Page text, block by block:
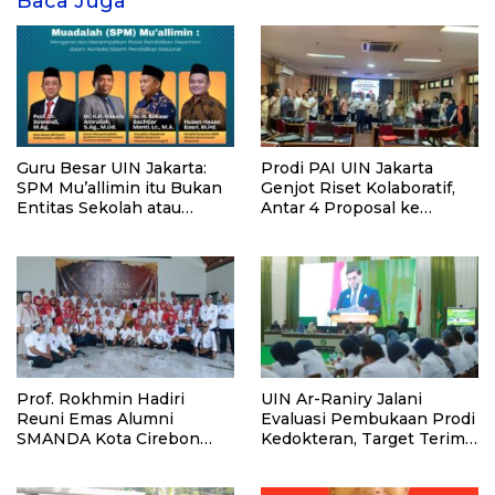
Guru Besar UIN Jakarta:
SPM Mu’allimin itu Bukan
Entitas Sekolah atau
Prodi PAI UIN Jakarta
Genjot Riset Kolaboratif,
Antar 4 Proposal ke
Prof. Rokhmin Hadiri
Reuni Emas Alumni
SMANDA Kota Cirebon
UIN Ar-Raniry Jalani
Evaluasi Pembukaan Prodi
Kedokteran, Target Terima